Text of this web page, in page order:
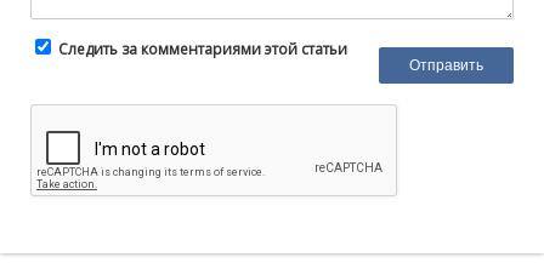
Следить за комментариями этой статьи